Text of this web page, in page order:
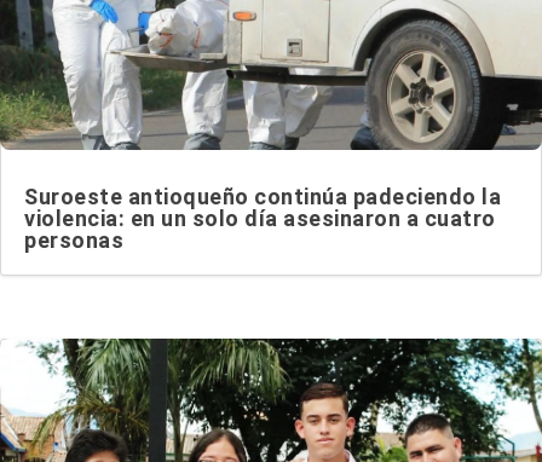
Suroeste antioqueño continúa padeciendo la
violencia: en un solo día asesinaron a cuatro
personas